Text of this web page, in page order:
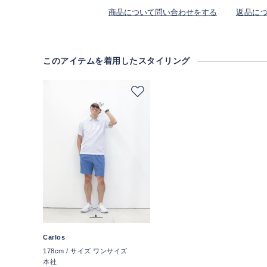
商品について問い合わせをする 返品に
このアイテムを着用したスタイリング
Carlos
178cm / サイズ ワンサイズ
本社